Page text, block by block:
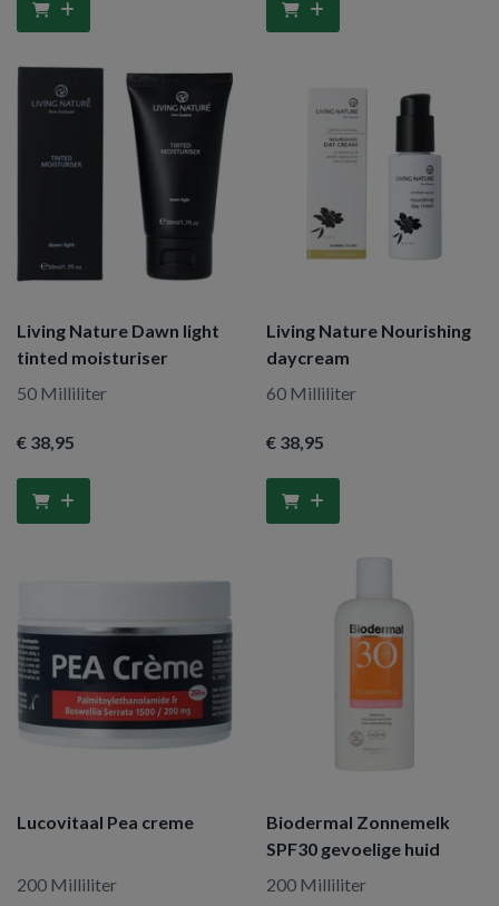
Living Nature Dawn light
tinted moisturiser
50 Milliliter
€ 38,95
Living Nature Nourishing
daycream
60 Milliliter
€ 38,95
Lucovitaal Pea creme
200 Milliliter
Biodermal Zonnemelk
SPF30 gevoelige huid
200 Milliliter